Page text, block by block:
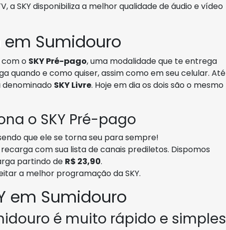
a SKY disponibiliza a melhor qualidade de áudio e vídeo
em Sumidouro
o SKY Pré-pago, uma modalidade que te entrega
quando e como quiser, assim como em seu celular. Até
denominado SKY Livre. Hoje em dia os dois são o mesmo
o SKY Pré-pago
que ele se torna seu para sempre!
com sua lista de canais prediletos. Dispomos
partindo de R$ 23,90.
a melhor programação da SKY.
em Sumidouro
é muito rápido e simples